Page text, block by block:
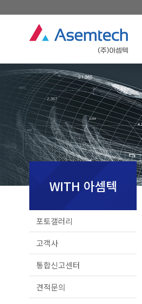
WITH 아셈텍
포토갤러리
고객사
통합신고센터
견적문의